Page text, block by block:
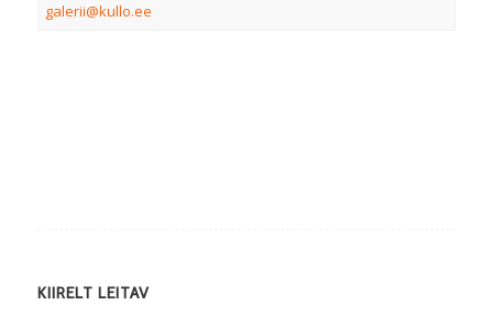
galerii@kullo.ee
KIIRELT LEITAV